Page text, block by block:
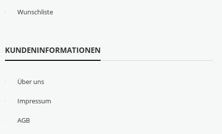
Wunschliste
KUNDENINFORMATIONEN
Über uns
Impressum
AGB